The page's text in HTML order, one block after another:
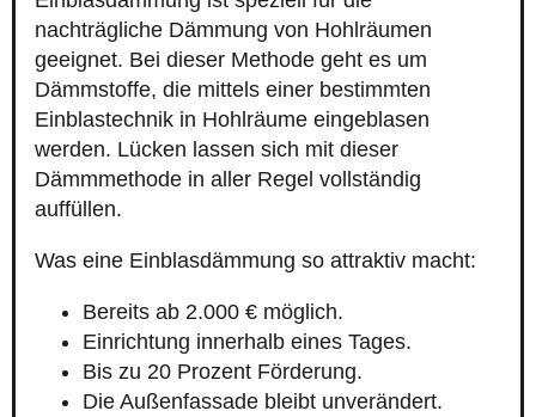
nachträgliche Dämmung von Hohlräumen
geeignet. Bei dieser Methode geht es um
Dämmstoffe, die mittels einer bestimmten
Einblastechnik in Hohlräume eingeblasen
werden. Lücken lassen sich mit dieser
Dämmmethode in aller Regel vollständig
auffüllen.
Was eine Einblasdämmung so attraktiv macht:
Bereits ab 2.000 € möglich.
Einrichtung innerhalb eines Tages.
Bis zu 20 Prozent Förderung.
Die Außenfassade bleibt unverändert.